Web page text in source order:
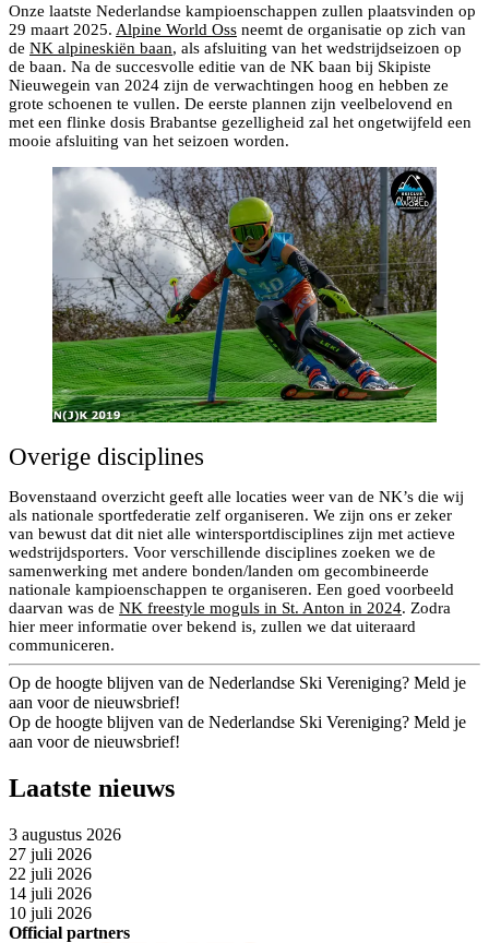
Onze laatste Nederlandse kampioenschappen zullen plaatsvinden op
29 maart 2025. Alpine World Oss neemt de organisatie op zich van
de NK alpineskiën baan, als afsluiting van het wedstrijdseizoen op
de baan. Na de succesvolle editie van de NK baan bij Skipiste
Nieuwegein van 2024 zijn de verwachtingen hoog en hebben ze
grote schoenen te vullen. De eerste plannen zijn veelbelovend en
met een flinke dosis Brabantse gezelligheid zal het ongetwijfeld een
mooie afsluiting van het seizoen worden.
Overige disciplines
Bovenstaand overzicht geeft alle locaties weer van de NK’s die wij
als nationale sportfederatie zelf organiseren. We zijn ons er zeker
van bewust dat dit niet alle wintersportdisciplines zijn met actieve
wedstrijdsporters. Voor verschillende disciplines zoeken we de
samenwerking met andere bonden/landen om gecombineerde
nationale kampioenschappen te organiseren. Een goed voorbeeld
daarvan was de NK freestyle moguls in St. Anton in 2024. Zodra
hier meer informatie over bekend is, zullen we dat uiteraard
communiceren.
Op de hoogte blijven van de Nederlandse Ski Vereniging? Meld je
aan voor de nieuwsbrief!
Op de hoogte blijven van de Nederlandse Ski Vereniging? Meld je
aan voor de nieuwsbrief!
Laatste nieuws
3 augustus 2026
27 juli 2026
22 juli 2026
14 juli 2026
10 juli 2026
Official partners